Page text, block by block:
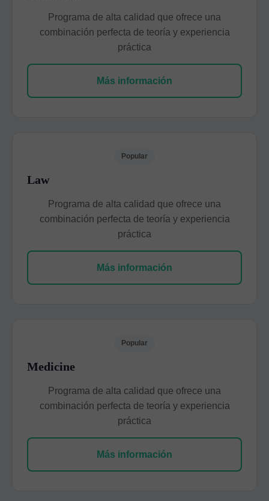
Programa de alta calidad que ofrece una
combinación perfecta de teoría y experiencia
práctica
Más información
Popular
Law
Programa de alta calidad que ofrece una
combinación perfecta de teoría y experiencia
práctica
Más información
Popular
Medicine
Programa de alta calidad que ofrece una
combinación perfecta de teoría y experiencia
práctica
Más información